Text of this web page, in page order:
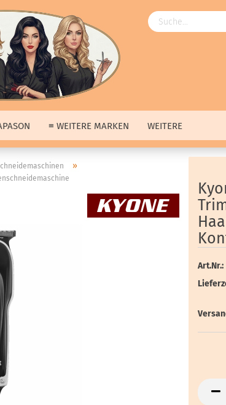
≡ WEITERE MARKEN WEITERE
Unsere Produkte
Unsere Marken
»
Art.Nr.: